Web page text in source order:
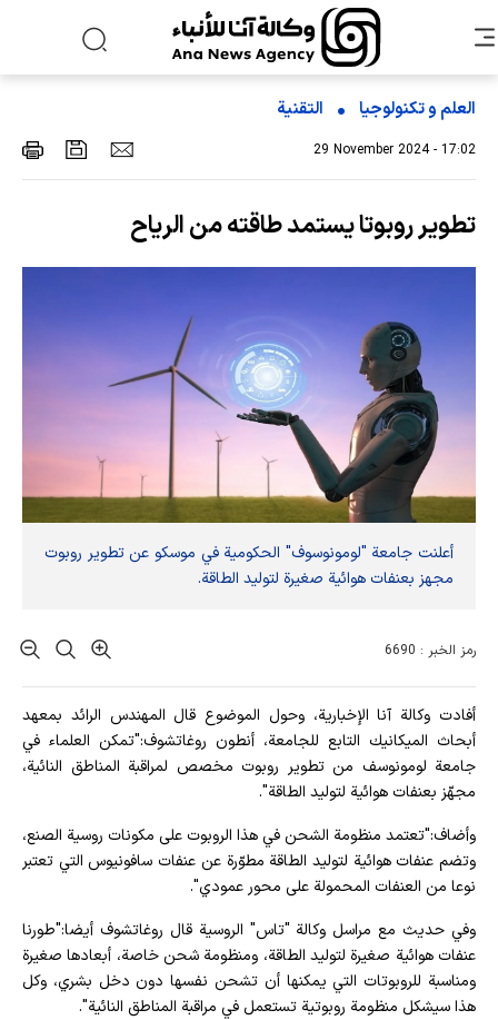
العلم و تکنولوجیا التقنیة
29 November 2024 - 17:02
تطویر روبوتا يستمد طاقته من الرياح
أعلنت جامعة "لومونوسوف" الحكومية في موسكو عن تطوير روبوت
مجهز بعنفات هوائية صغيرة لتوليد الطاقة.
رمز الخبر : 6690
أفادت وکالة آنا الإخباریة، وحول الموضوع قال المهندس الرائد بمعهد
أبحاث الميكانيك التابع للجامعة، أنطون روغاتشوف:"تمكن العلماء في
جامعة لومونوسف من تطوير روبوت مخصص لمراقبة المناطق النائية،
مجهّز بعنفات هوائية لتوليد الطاقة".
وأضاف:"تعتمد منظومة الشحن في هذا الروبوت على مكونات روسية الصنع،
وتضم عنفات هوائية لتوليد الطاقة مطوّرة عن عنفات سافونيوس التي تعتبر
نوعا من العنفات المحمولة على محور عمودي".
وفي حديث مع مراسل وكالة "تاس" الروسية قال روغاتشوف أيضا:"طورنا
عنفات هوائية صغيرة لتوليد الطاقة، ومنظومة شحن خاصة، أبعادها صغيرة
ومناسبة للروبوتات التي يمكنها أن تشحن نفسها دون دخل بشري، وكل
هذا سيشكل منظومة روبوتية تستعمل في مراقبة المناطق النائية".